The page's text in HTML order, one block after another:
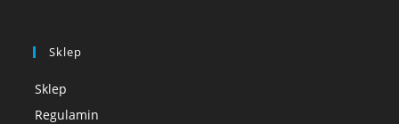
Sklep
Sklep
Regulamin